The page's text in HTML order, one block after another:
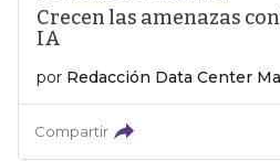
Crecen las amenazas
IA
por Redacción Data Center
Compartir